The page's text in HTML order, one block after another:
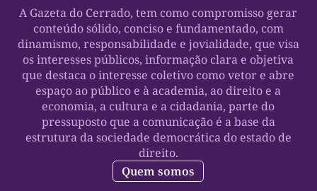
A Gazeta do Cerrado, tem como compromisso gerar
conteúdo sólido, conciso e fundamentado, com
dinamismo, responsabilidade e jovialidade, que visa
os interesses públicos, informação clara e objetiva
que destaca o interesse coletivo como vetor e abre
espaço ao público e à academia, ao direito e a
economia, a cultura e a cidadania, parte do
pressuposto que a comunicação é a base da
estrutura da sociedade democrática do estado de
direito.
Quem somos